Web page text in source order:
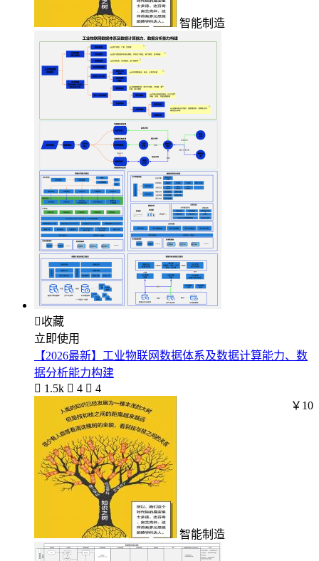
智能制造
收藏
立即使用
【2026最新】工业物联网数据体系及数据计算能力、数
据分析能力构建
 1.5k  4  4
智能制造
￥10